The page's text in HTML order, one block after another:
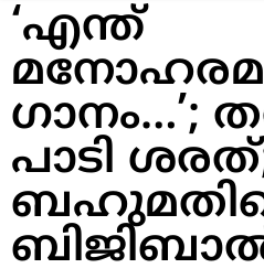
‘എന്ത്
ഗാനം…’;
പാടി